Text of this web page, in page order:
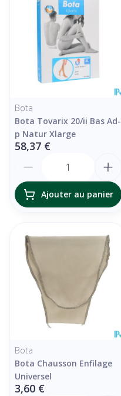
Bota
Bota Tovarix 20/ii Bas Ad-
p Natur Xlarge
58,37 €
Ajouter au panier
Bota
Bota Chausson Enfilage
Universel
3,60 €